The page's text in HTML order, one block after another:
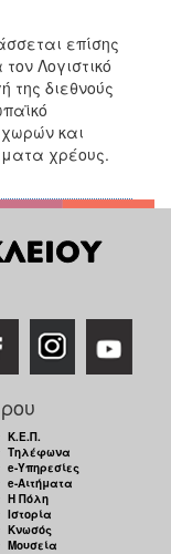
επίσης
Λογιστικό
της διεθνούς
και
χρέους.
Κ.Ε.Π.
Τηλέφωνα
e-Υπηρεσίες
e-Αιτήματα
Η Πόλη
Ιστορία
Κνωσός
Μουσεία